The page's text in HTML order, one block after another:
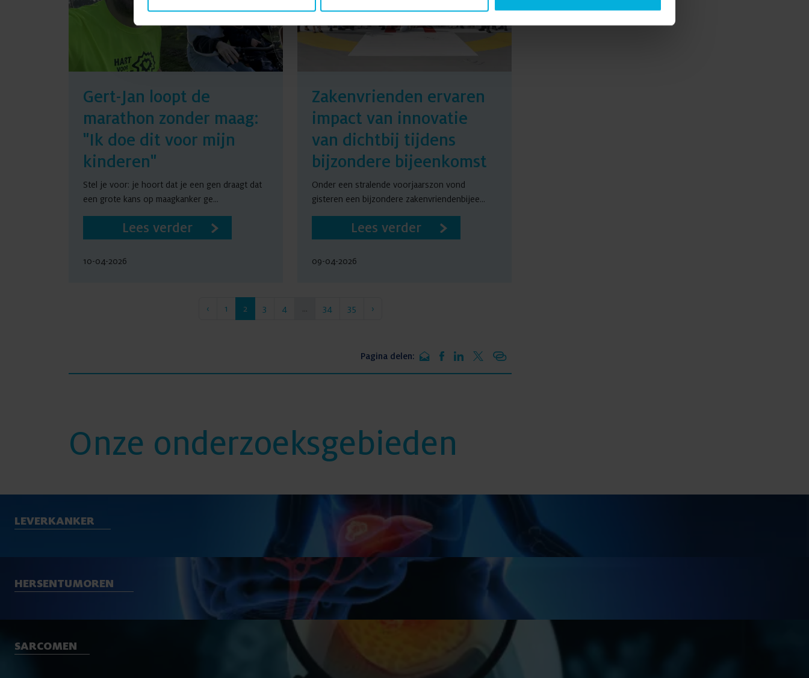
Gert-Jan loopt de
marathon zonder maag:
"Ik doe dit voor mijn
kinderen"
Stel je voor: je hoort dat je een gen draagt dat
een grote kans op maagkanker ge...
Lees verder
10-04-2026
Zakenvrienden ervaren
impact van innovatie
van dichtbij tijdens
bijzondere bijeenkomst
Onder een stralende voorjaarszon vond
gisteren een bijzondere zakenvriendenbijee...
Lees verder
09-04-2026
‹ 1 2 3 4 ... 34 35 ›
Pagina delen:
Onze onderzoeksgebieden
LEVERKANKER
HERSENTUMOREN
SARCOMEN